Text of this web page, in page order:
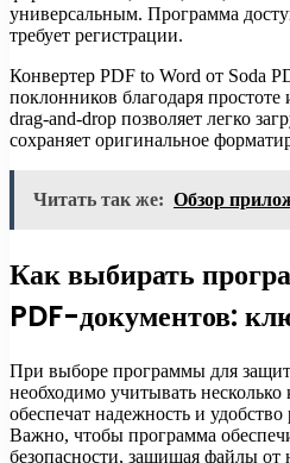
универсальным. Программа
требует регистрации.
Конвертер PDF to Word от Soda
поклонников благодаря
drag-and-drop позволяет легко
сохраняет оригинальное
Читать так же: Обзор
Как выбирать
PDF-документов:
При выборе программы для
необходимо учитывать
обеспечат надежность и
Важно, чтобы программа
безопасности, защищая файлы от